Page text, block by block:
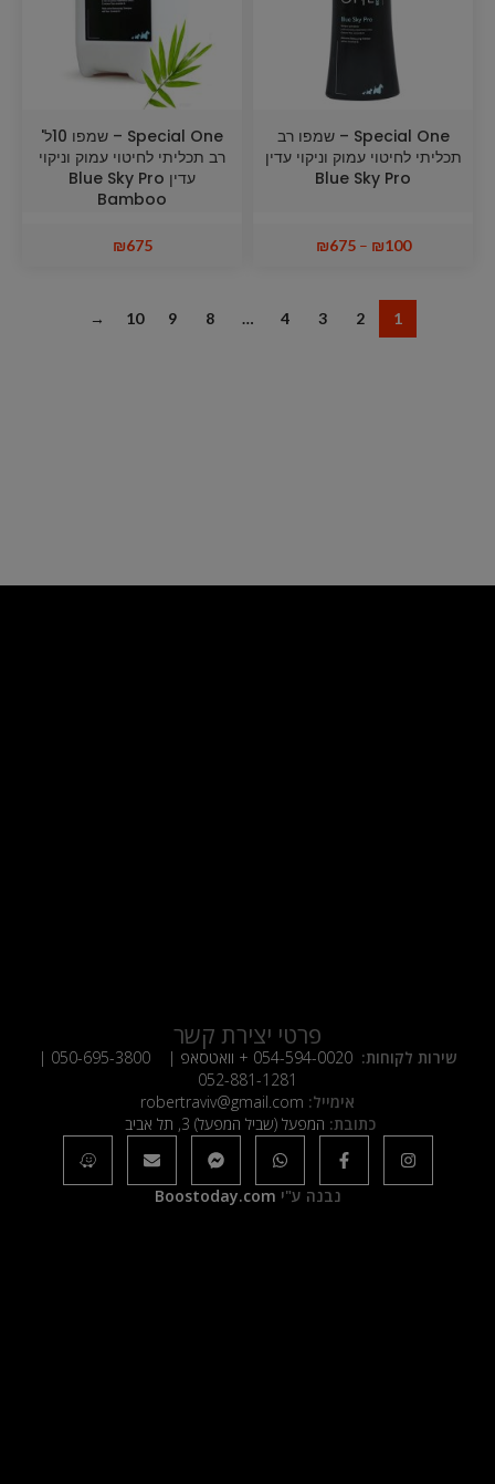
Special One – שמפו רב
תכליתי לחיטוי עמוק וניקוי עדין
Blue Sky Pro
₪100
–
₪675
Special One – שמפו 10ל'
רב תכליתי לחיטוי עמוק וניקוי
עדין Blue Sky Pro
Bamboo
₪675
1
2
3
4
…
8
9
10
→
פרטי יצירת קשר
שירות לקוחות: 054-594-0020 + וואטסאפ | 050-695-3800
|
052-881-1281
אימייל: robertraviv@gmail.com
כתובת: המפעל (שביל המפעל) 3, תל אביב
נבנה ע"י Boostoday.com